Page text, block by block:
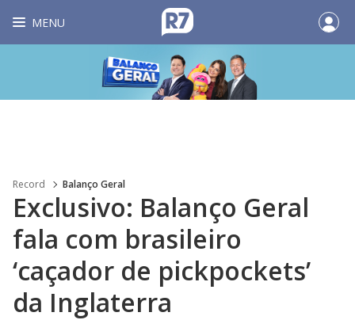
MENU
Record Balanço Geral
Exclusivo: Balanço Geral
fala com brasileiro
‘caçador de pickpockets’
da Inglaterra